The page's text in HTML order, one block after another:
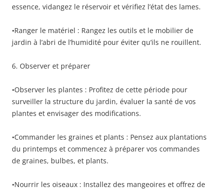
essence, vidangez le réservoir et vérifiez l’état des lames.
•Ranger le matériel : Rangez les outils et le mobilier de
jardin à l’abri de l’humidité pour éviter qu’ils ne rouillent.
6. Observer et préparer
•Observer les plantes : Profitez de cette période pour
surveiller la structure du jardin, évaluer la santé de vos
plantes et envisager des modifications.
•Commander les graines et plants : Pensez aux plantations
du printemps et commencez à préparer vos commandes
de graines, bulbes, et plants.
•Nourrir les oiseaux : Installez des mangeoires et offrez de